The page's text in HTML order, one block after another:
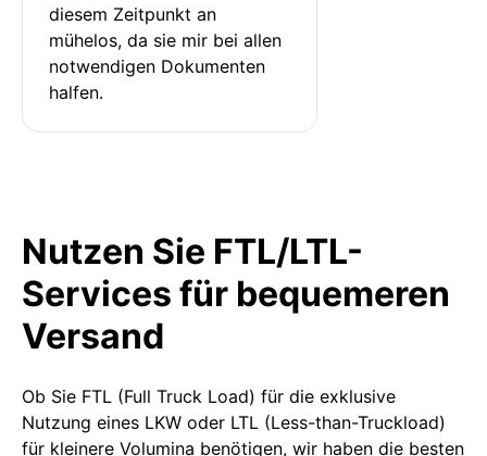
diesem Zeitpunkt an
mühelos, da sie mir bei allen
notwendigen Dokumenten
halfen.
Nutzen Sie FTL/LTL-
Services für bequemeren
Versand
Ob Sie FTL (Full Truck Load) für die exklusive
Nutzung eines LKW oder LTL (Less-than-Truckload)
für kleinere Volumina benötigen, wir haben die besten